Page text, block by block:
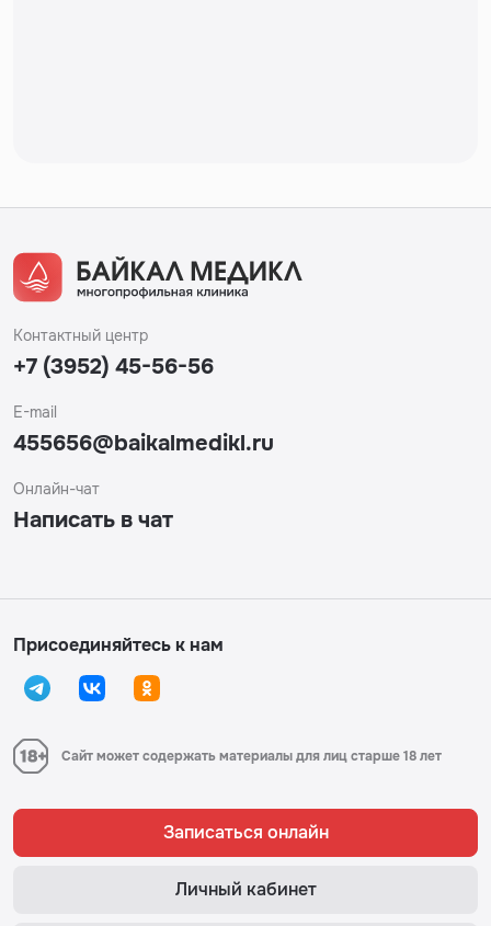
Контактный центр
+7 (3952) 45-56-56
E-mail
455656@baikalmedikl.ru
Онлайн-чат
Написать в чат
Присоединяйтесь к нам
Сайт может содержать материалы для лиц старше 18 лет
Записаться онлайн
Личный кабинет